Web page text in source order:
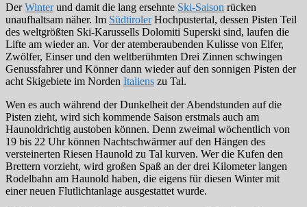
DerWinterund damit die lang ersehnte Ski-Saison rücken
unaufhaltsam näher. Im SüdtirolerHochpustertal, dessen Pisten Teil
des weltgrößten Ski-Karussells Dolomiti Superski sind, laufen die
Lifte am wieder an. Vor der atemberaubenden Kulisse von Elfer,
Zwölfer, Einser und den weltberühmten Drei Zinnen schwingen
Genussfahrer und Könner dann wieder auf den sonnigen Pisten der
acht Skigebiete im Norden Italiens zu Tal.
Wen es auch während der Dunkelheit der Abendstunden auf die
Pisten zieht, wird sich kommende Saison erstmals auch am
Haunoldrichtig austoben können. Denn zweimal wöchentlich von
19 bis 22 Uhr können Nachtschwärmer auf den Hängen des
versteinerten Riesen Haunold zu Tal kurven. Wer die Kufen den
Brettern vorzieht, wird großen Spaß an der drei Kilometer langen
Rodelbahn am Haunold haben, die eigens für diesen Winter mit
einer neuen Flutlichtanlage ausgestattet wurde.